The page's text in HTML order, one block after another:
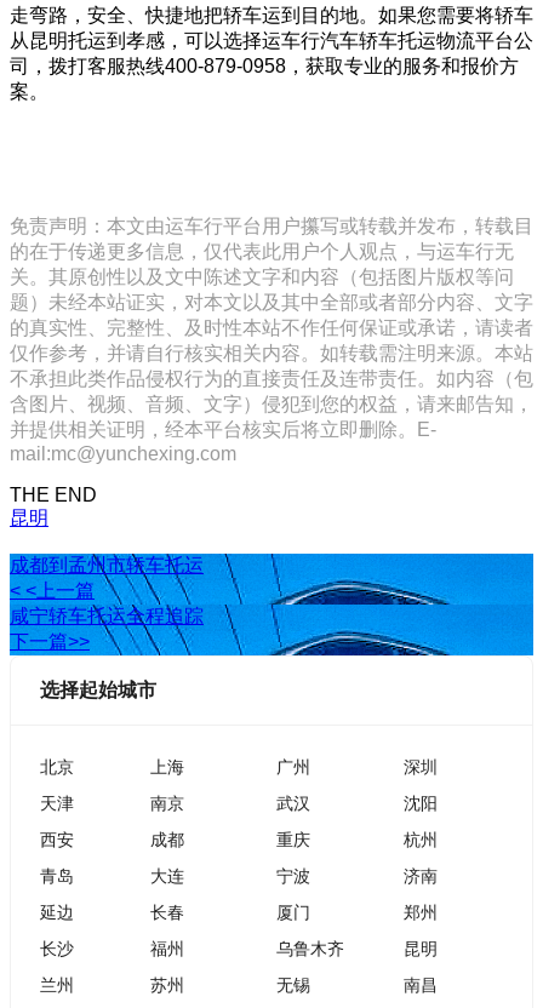
走弯路，安全、快捷地把轿车运到目的地。如果您需要将轿车
从昆明托运到孝感，可以选择运车行汽车轿车托运物流平台公
司，拨打客服热线400-879-0958，获取专业的服务和报价方
案。
免责声明：本文由运车行平台用户攥写或转载并发布，转载目
的在于传递更多信息，仅代表此用户个人观点，与运车行无
关。其原创性以及文中陈述文字和内容（包括图片版权等问
题）未经本站证实，对本文以及其中全部或者部分内容、文字
的真实性、完整性、及时性本站不作任何保证或承诺，请读者
仅作参考，并请自行核实相关内容。如转载需注明来源。本站
不承担此类作品侵权行为的直接责任及连带责任。如内容（包
含图片、视频、音频、文字）侵犯到您的权益，请来邮告知，
并提供相关证明，经本平台核实后将立即删除。E-
mail:mc@yunchexing.com
THE END
昆明
成都到孟州市轿车托运
< <上一篇
咸宁轿车托运全程追踪
下一篇>>
选择起始城市
北京 上海 广州
深圳
天津
南京 武汉
沈阳
西安
成都 重庆
杭州
青岛
大连 宁波
济南
延边
长春 厦门
郑州
长沙
福州 乌鲁木齐
昆明
兰州
苏州 无锡
南昌